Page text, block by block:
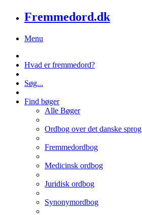
Fremmedord.dk
Menu
Hvad er fremmedord?
Søg...
Find bøger
Alle Bøger
Ordbog over det danske sprog
Fremmedordbog
Medicinsk ordbog
Juridisk ordbog
Synonymordbog